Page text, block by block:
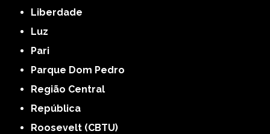
Liberdade
Luz
Pari
Parque Dom Pedro
Região Central
República
Roosevelt (CBTU)